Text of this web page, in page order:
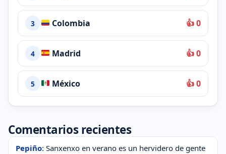
3 Colombia 👍 0
4 Madrid 👍 0
5 México 👍 0
Comentarios recientes
Pepiño: Sanxenxo en verano es un hervidero de gente